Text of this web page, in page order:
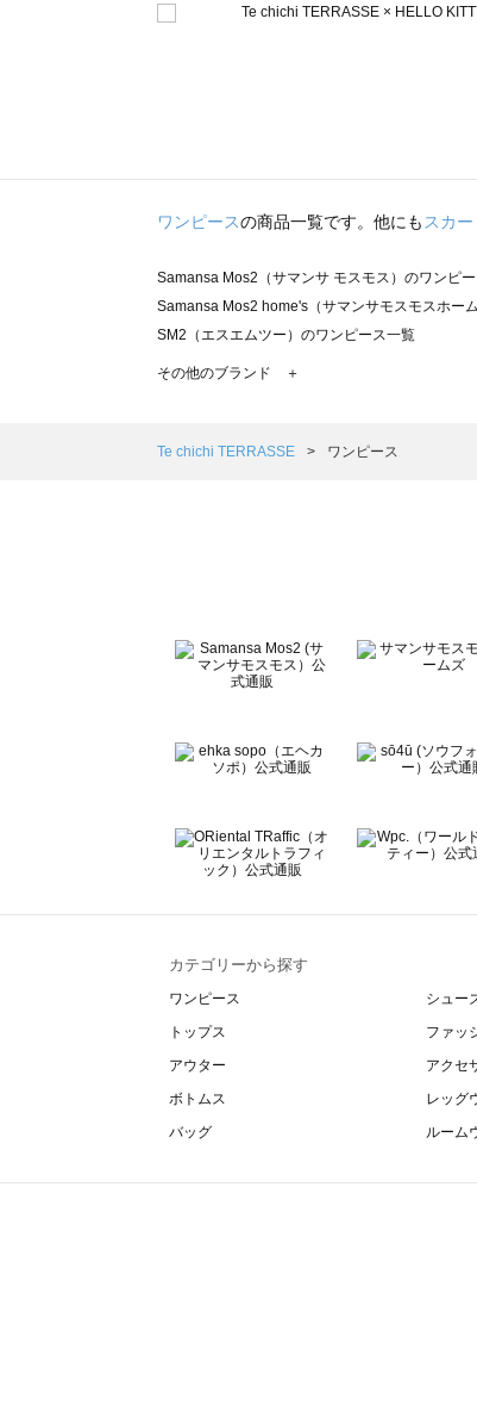
ワンピースの商品一覧です。他にも スカー
Samansa Mos2（サマンサ モスモス）のワンピ
Samansa Mos2 home's（サマンサモスモスホー
SM2（エスエムツー）のワンピース一覧
TSUHARU by Samansa Mos2（ツハルバイサマ
Samansa Mos2 Lagom（サマンサモスモス ラー
BETTY'S BLUE（べティーズブルー）のワンピー
Wpc.（ワールドパーティー）のワンピース一覧
その他のブランド ＋
Te chichi TERRASSE ワンピース
カテゴリーから探す
ワンピース
トップス
アウター
ボトムス
バッグ
シュー
ファッ
アクセ
レッグ
ルーム